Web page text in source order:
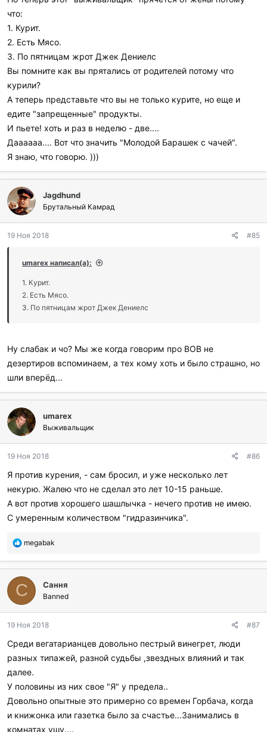
что:
1. Курит.
2. Есть Мясо.
3. По пятницам жрот Джек Дениелс
Вы помните как вы прятались от родителей потому что
курили?
А теперь представьте что вы не только курите, но еще и
едите "запрещенные" продукты.
И пьете! хоть и раз в неделю - две....
Даааааа.... Вот что значить "Молодой Барашек с чачей".
Я знаю, что говорю. )))
Jagdhund
Брутальный Камрад
19 Ноя 2018 #85
umarex написал(а):
1. Курит.
2. Есть Мясо.
3. По пятницам жрот Джек Дениелс
Ну слабак и чо? Мы же когда говорим про ВОВ не
дезертиров вспоминаем, а тех кому хоть и было страшно, но
шли вперёд...
umarex
Выживальщик
19 Ноя 2018 #86
Я против курения, - сам бросил, и уже несколько лет
некурю. Жалею что не сделал это лет 10-15 раньше.
А вот против хорошего шашлычка - нечего против не имею.
С умеренным количеством "гидразинчика".
П
б
а
г
о
а
и
л
и
megabak
С Сання
Banned
19 Ноя 2018 #87
Среди вегатарианцев довольно пестрый винегрет, люди
разных типажей, разной судьбы ,звездных влияний и так
далее.
У половины из них свое "Я" у предела..
Довольно опытные это примерно со времен Горбача, когда
и книжонка или газетка было за счастье...Занимались в
комнатах ушу....